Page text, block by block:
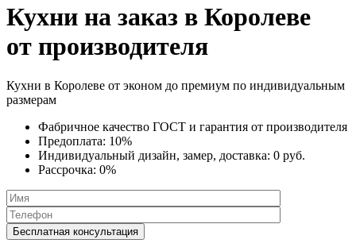
Кухни на заказ в Королеве
от производителя
Кухни в Королеве от эконом до премиум по индивидуальным
размерам
Фабричное качество ГОСТ и гарантия от производителя
Предоплата: 10%
Индивидуальный дизайн, замер, доставка: 0 руб.
Рассрочка: 0%